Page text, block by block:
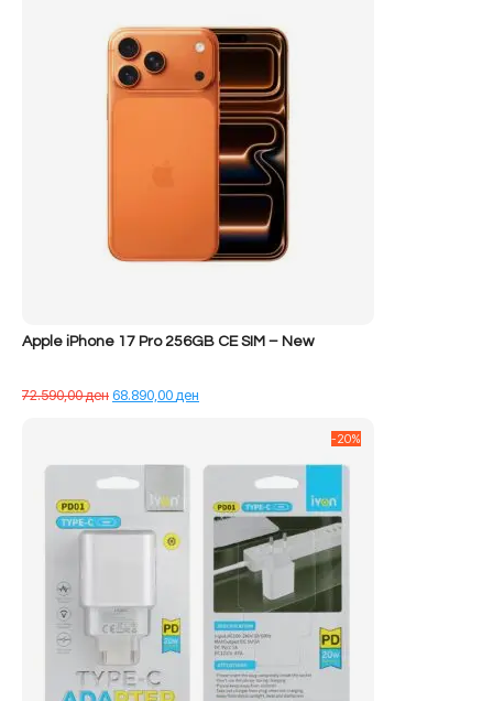
Apple iPhone 17 Pro 256GB CE SIM – New
72.590,00денÇmimi
68.890,00ден
68.890,00 ден.
-20%